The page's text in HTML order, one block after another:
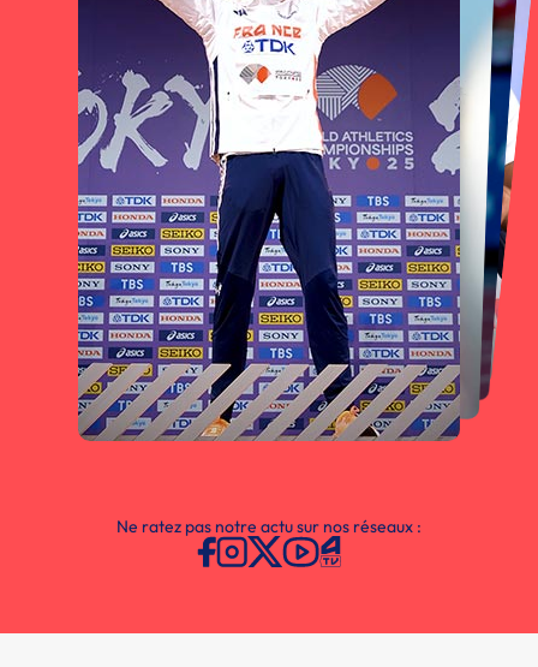
Ne ratez pas notre actu sur nos réseaux :